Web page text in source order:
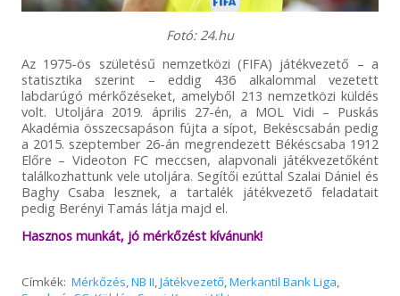
Fotó: 24.hu
Az 1975-ös születésű nemzetközi (FIFA) játékvezető – a
statisztika szerint – eddig 436 alkalommal vezetett
labdarúgó mérkőzéseket, amelyből 213 nemzetközi küldés
volt. Utoljára 2019. április 27-én, a MOL Vidi – Puskás
Akadémia összecsapáson fújta a sípot, Bekéscsabán pedig
a 2015. szeptember 26-án megrendezett Békéscsaba 1912
Előre – Videoton FC meccsen, alapvonali játékvezetőként
találkozhattunk vele utoljára. Segítői ezúttal Szalai Dániel és
Baghy Csaba lesznek, a tartalék játékvezető feladatait
pedig Berényi Tamás látja majd el.
Hasznos munkát, jó mérkőzést kívánunk!
Címkék: Mérkőzés,NB II,Játékvezető,Merkantil Bank Liga,